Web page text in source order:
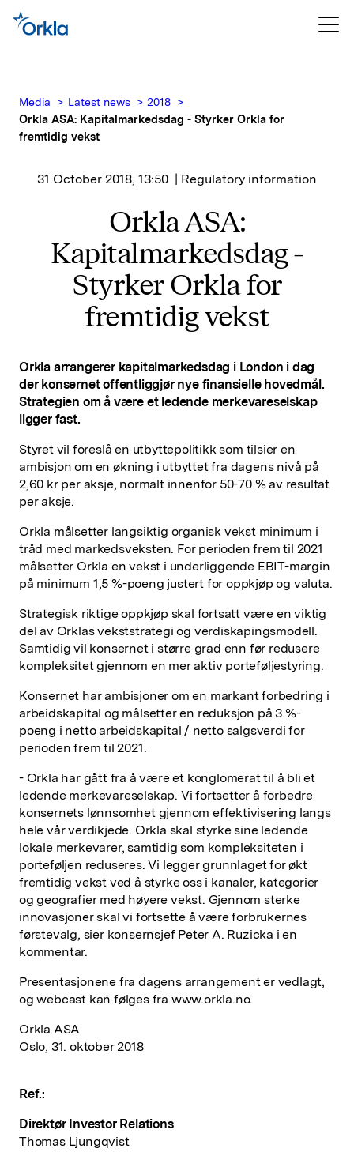
Media Latest news
2018
Orkla ASA: Kapitalmarkedsdag - Styrker Orkla for
fremtidig vekst
31 October 2018, 13:50 | Regulatory information
Orkla ASA:
Kapitalmarkedsdag -
Styrker Orkla for
fremtidig vekst
Orkla arrangerer kapitalmarkedsdag i London i dag
der konsernet offentliggjør nye finansielle hovedmål.
Strategien om å være et ledende merkevareselskap
ligger fast.
Styret vil foreslå en utbyttepolitikk som tilsier en
ambisjon om en økning i utbyttet fra dagens nivå på
2,60 kr per aksje, normalt innenfor 50-70 % av resultat
per aksje.
Orkla målsetter langsiktig organisk vekst minimum i
tråd med markedsveksten. For perioden frem til 2021
målsetter Orkla en vekst i underliggende EBIT-margin
på minimum 1,5 %-poeng justert for oppkjøp og valuta.
Strategisk riktige oppkjøp skal fortsatt være en viktig
del av Orklas vekststrategi og verdiskapingsmodell.
Samtidig vil konsernet i større grad enn før redusere
kompleksitet gjennom en mer aktiv porteføljestyring.
Konsernet har ambisjoner om en markant forbedring i
arbeidskapital og målsetter en reduksjon på 3 %-
poeng i netto arbeidskapital / netto salgsverdi for
perioden frem til 2021.
- Orkla har gått fra å være et konglomerat til å bli et
ledende merkevareselskap. Vi fortsetter å forbedre
konsernets lønnsomhet gjennom effektivisering langs
hele vår verdikjede. Orkla skal styrke sine ledende
lokale merkevarer, samtidig som kompleksiteten i
porteføljen reduseres. Vi legger grunnlaget for økt
fremtidig vekst ved å styrke oss i kanaler, kategorier
og geografier med høyere vekst. Gjennom sterke
innovasjoner skal vi fortsette å være forbrukernes
førstevalg, sier konsernsjef Peter A. Ruzicka i en
kommentar.
Presentasjonene fra dagens arrangement er vedlagt,
og webcast kan følges fra www.orkla.no.
Orkla ASA
Oslo, 31. oktober 2018
Ref.:
Direktør Investor Relations
Thomas Ljungqvist